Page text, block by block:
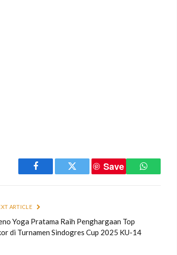
Facebook Twitter
Save
WhatsApp
ARTICLE
Yoga Pratama Raih Penghargaan Top
di Turnamen Sindogres Cup 2025 KU-14